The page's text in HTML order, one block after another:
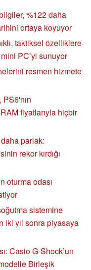
%122 daha
ortaya koyuyor
taktiksel özelliklere
PC’yi sunuyor
resmen hizmete
PS6'nın
fiyatlarıyla hiçbir
parlak:
rekor kırdığı
oturma odası
sistemine
iki yıl sonra piyasaya
Casio G-Shock’un
Birleşik